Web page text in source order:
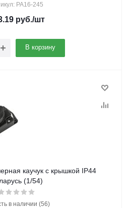
РА16-245
руб./шт
В корзину
каучук с крышкой IP44
(1/54)
в наличии (56)